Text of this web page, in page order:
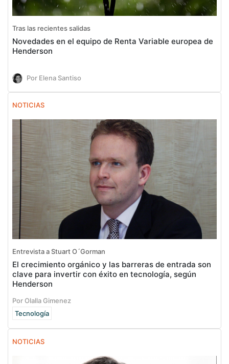
Tras las recientes salidas
Novedades en el equipo de Renta Variable europea de
Henderson
Por Elena Santiso
NOTICIAS
Entrevista a Stuart O´Gorman
El crecimiento orgánico y las barreras de entrada son
clave para invertir con éxito en tecnología, según
Henderson
Por Olalla Gimenez
Tecnología
NOTICIAS